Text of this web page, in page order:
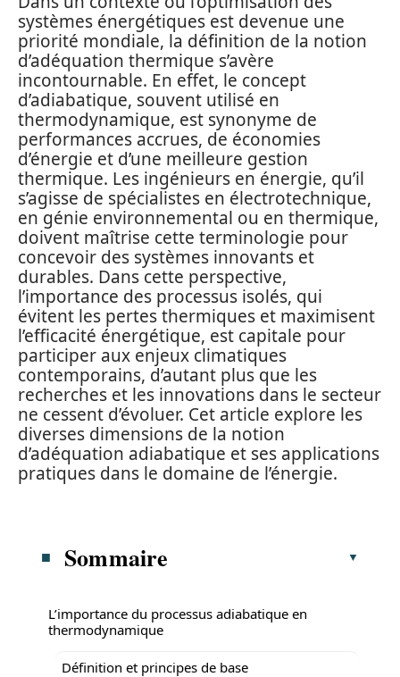
systèmes énergétiques est devenue une
priorité mondiale, la définition de la notion
d’adéquation thermique s’avère
incontournable. En effet, le concept
d’adiabatique, souvent utilisé en
thermodynamique, est synonyme de
performances accrues, de économies
d’énergie et d’une meilleure gestion
thermique. Les ingénieurs en énergie, qu’il
s’agisse de spécialistes en électrotechnique,
en génie environnemental ou en thermique,
doivent maîtrise cette terminologie pour
concevoir des systèmes innovants et
durables. Dans cette perspective,
l’importance des processus isolés, qui
évitent les pertes thermiques et maximisent
l’efficacité énergétique, est capitale pour
participer aux enjeux climatiques
contemporains, d’autant plus que les
recherches et les innovations dans le secteur
ne cessent d’évoluer. Cet article explore les
diverses dimensions de la notion
d’adéquation adiabatique et ses applications
pratiques dans le domaine de l’énergie.
Sommaire
L’importance du processus adiabatique en
thermodynamique
Définition et principes de base